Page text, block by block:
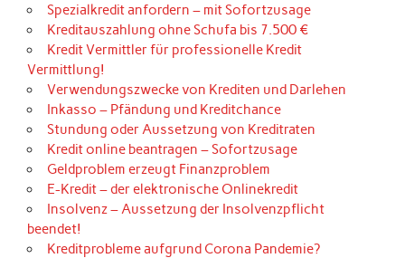
Spezialkredit anfordern – mit Sofortzusage
Kreditauszahlung ohne Schufa bis 7.500 €
Kredit Vermittler für professionelle Kredit
Vermittlung!
Verwendungszwecke von Krediten und Darlehen
Inkasso – Pfändung und Kreditchance
Stundung oder Aussetzung von Kreditraten
Kredit online beantragen – Sofortzusage
Geldproblem erzeugt Finanzproblem
E-Kredit – der elektronische Onlinekredit
Insolvenz – Aussetzung der Insolvenzpflicht
beendet!
Kreditprobleme aufgrund Corona Pandemie?